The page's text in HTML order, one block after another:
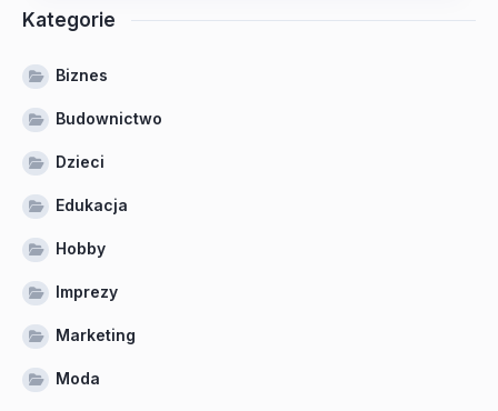
Kategorie
Biznes
Budownictwo
Dzieci
Edukacja
Hobby
Imprezy
Marketing
Moda